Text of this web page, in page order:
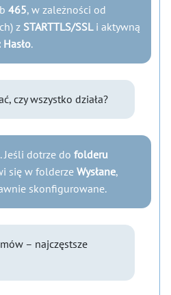
465, w zależności od
z STARTTLS/SSLi aktywną
.
czy wszystko działa?
dotrze do folderu
się w folderze Wysłane,
skonfigurowane.
– najczęstsze